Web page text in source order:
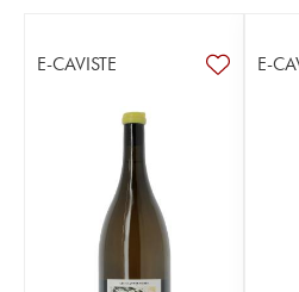
E-CAVISTE E-